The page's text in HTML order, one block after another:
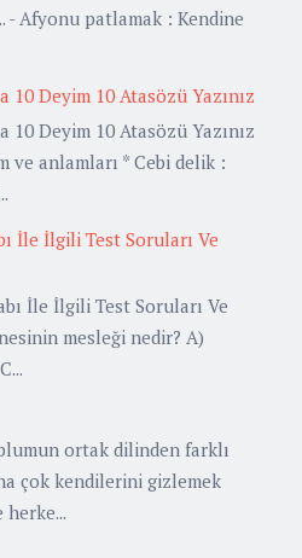
- Afyonu patlamak : Kendine
10 Deyim 10 Atasözü Yazınız
10 Deyim 10 Atasözü Yazınız
ve anlamları * Cebi delik :
İle İlgili Test Soruları Ve
İle İlgili Test Soruları Ve
mesleği nedir? A)
ortak dilinden farklı
çok kendilerini gizlemek
herke...